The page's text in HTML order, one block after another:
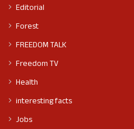
Editorial
Forest
FREEDOM TALK
Freedom TV
Health
interesting facts
Jobs